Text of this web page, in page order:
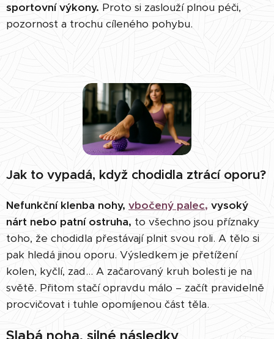
sportovní výkony. Proto si zaslouží plnou péči,
pozornost a trochu cíleného pohybu.
Jak to vypadá, když chodidla ztrácí oporu?
Nefunkční klenba nohy, vbočený palec, vysoký
nárt nebo patní ostruha, to všechno jsou příznaky
toho, že chodidla přestávají plnit svou roli. A tělo si
pak hledá jinou oporu. Výsledkem je přetížení
kolen, kyčlí, zad… A začarovaný kruh bolesti je na
světě. Přitom stačí opravdu málo – začít pravidelně
procvičovat i tuhle opomíjenou část těla.
Slabá noha, silné následky